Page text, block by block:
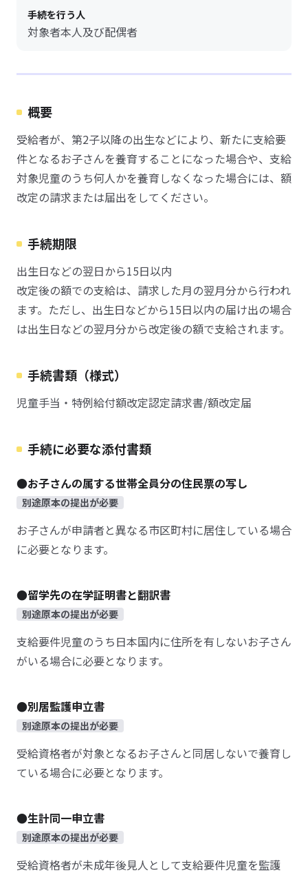
手続を行う人
対象者本人及び配偶者
概要
受給者が、第2子以降の出生などにより、新たに支給要
件となるお子さんを養育することになった場合や、支給
対象児童のうち何人かを養育しなくなった場合には、額
改定の請求または届出をしてください。
手続期限
出生日などの翌日から15日以内
改定後の額での支給は、請求した月の翌月分から行われ
ます。ただし、出生日などから15日以内の届け出の場合
は出生日などの翌月分から改定後の額で支給されます。
手続書類（様式）
児童手当・特例給付額改定認定請求書/額改定届
手続に必要な添付書類
●お子さんの属する世帯全員分の住民票の写し
別途原本の提出が必要
お子さんが申請者と異なる市区町村に居住している場合
に必要となります。
●留学先の在学証明書と翻訳書
別途原本の提出が必要
支給要件児童のうち日本国内に住所を有しないお子さん
がいる場合に必要となります。
●別居監護申立書
別途原本の提出が必要
受給資格者が対象となるお子さんと同居しないで養育し
ている場合に必要となります。
●生計同一申立書
別途原本の提出が必要
受給資格者が未成年後見人として支給要件児童を監護